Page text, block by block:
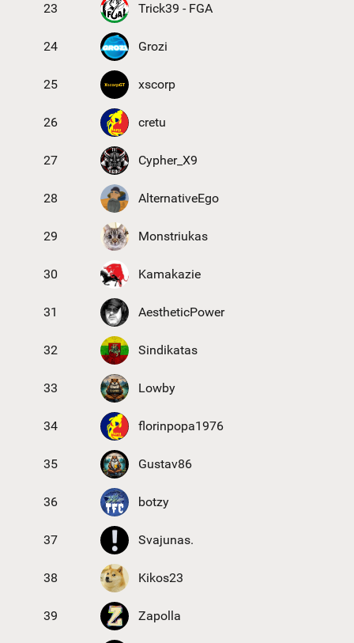
23 Trick39 - FGA
24 Grozi
25 xscorp
26 cretu
27 Cypher_X9
28 AlternativeEgo
29 Monstriukas
30 Kamakazie
31 AestheticPower
32 Sindikatas
33 Lowby
34 florinpopa1976
35 Gustav86
36 botzy
37 Svajunas.
38 Kikos23
39 Zapolla